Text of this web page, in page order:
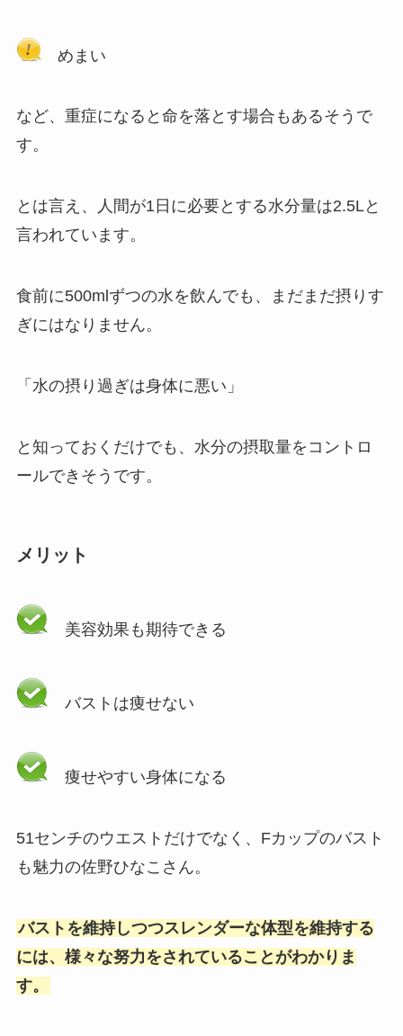
めまい
など、重症になると命を落とす場合もあるそうで
す。
とは言え、人間が1日に必要とする水分量は2.5Lと
言われています。
食前に500mlずつの水を飲んでも、まだまだ摂りす
ぎにはなりません。
「水の摂り過ぎは身体に悪い」
と知っておくだけでも、水分の摂取量をコントロ
ールできそうです。
メリット
美容効果も期待できる
バストは痩せない
痩せやすい身体になる
51センチのウエストだけでなく、Fカップのバスト
も魅力の佐野ひなこさん。
バストを維持しつつスレンダーな体型を維持する
には、様々な努力をされていることがわかりま
す。